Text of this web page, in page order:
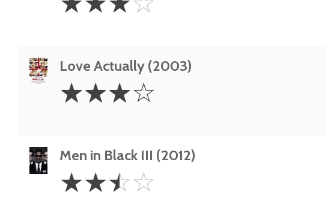
Stars
Love Actually (2003)
Stars
☆☆☆☆
Men in Black III (2012)
2.5
Stars
☆☆☆☆